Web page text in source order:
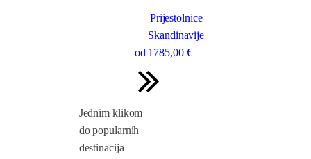
Prijestolnice
Skandinavije
od 1785,00 €
Jednim klikom
do popularnih
destinacija